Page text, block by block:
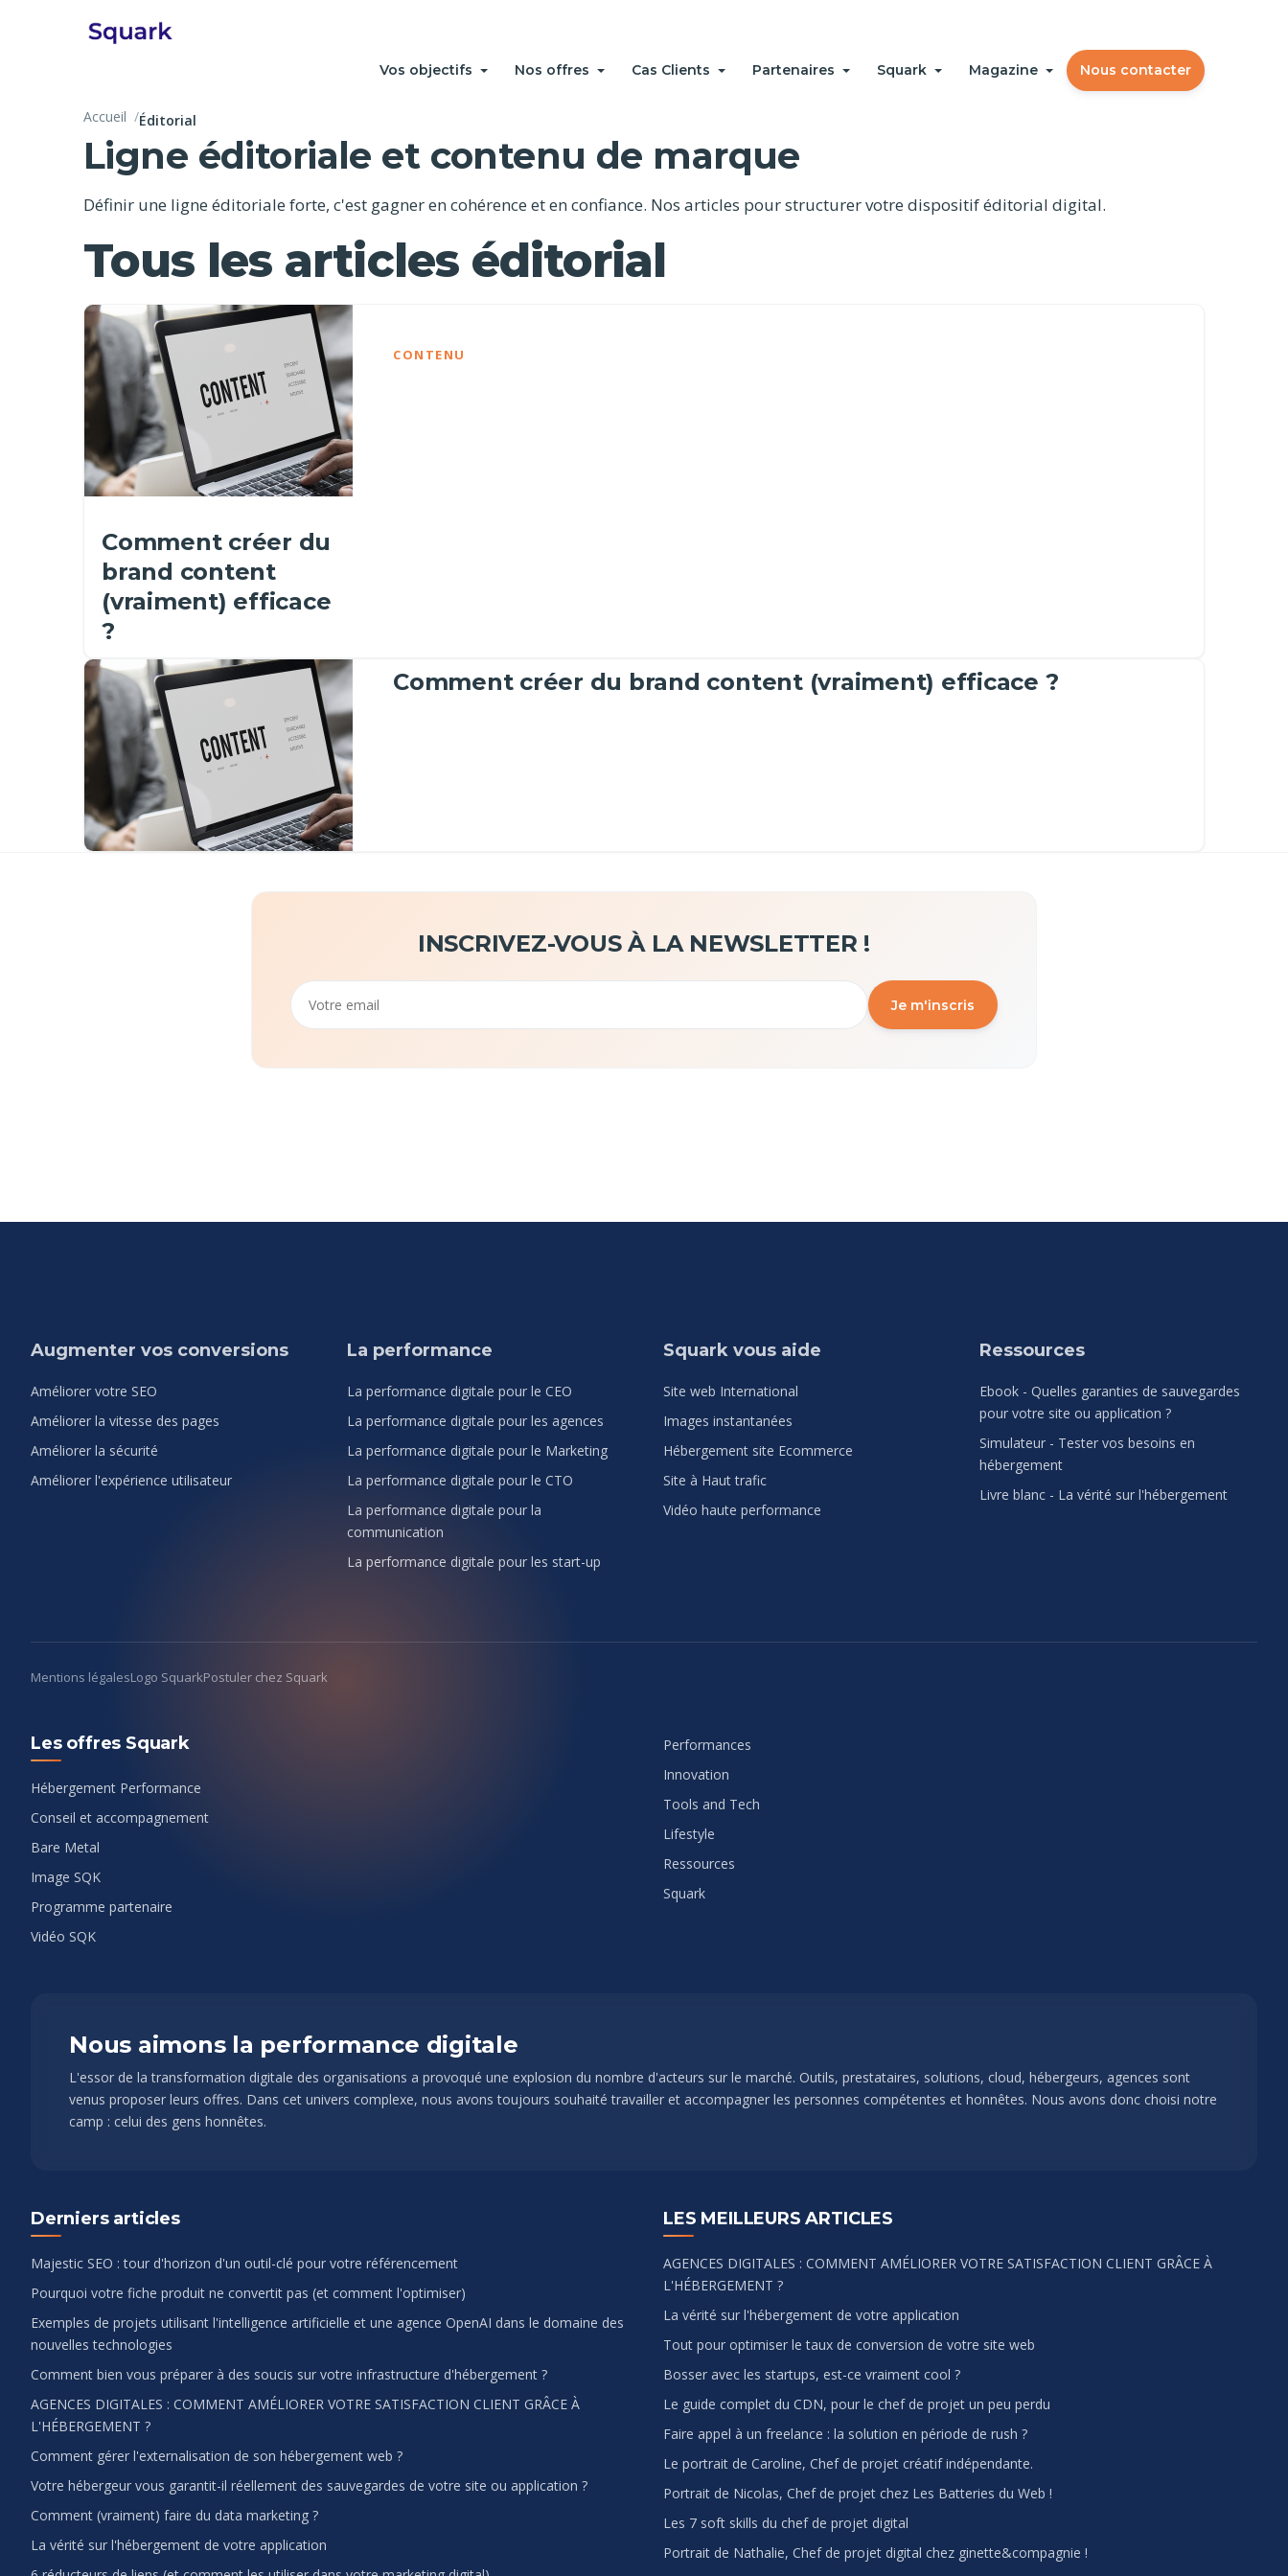
Vos objectifs Nos offres Cas Clients Partenaires Squark Magazine Nous contacter
Accueil Éditorial
Ligne éditoriale et contenu de marque
Définir une ligne éditoriale forte, c'est gagner en cohérence et en confiance. Nos articles pour structurer votre dispositif éditorial digital.
Tous les articles éditorial
CONTENU
Comment créer du
brand content
(vraiment) efficace
?
Comment créer du brand content (vraiment) efficace ?
INSCRIVEZ-VOUS À LA NEWSLETTER !
Email
Je m'inscris
Augmenter vos conversions
Améliorer votre SEO
Améliorer la vitesse des pages
Améliorer la sécurité
Améliorer l'expérience utilisateur
La performance
La performance digitale pour le CEO
La performance digitale pour les agences
La performance digitale pour le Marketing
La performance digitale pour le CTO
La performance digitale pour la
communication
La performance digitale pour les start-up
Squark vous aide
Site web International
Images instantanées
Hébergement site Ecommerce
Site à Haut trafic
Vidéo haute performance
Ressources
Ebook - Quelles garanties de sauvegardes
pour votre site ou application ?
Simulateur - Tester vos besoins en
hébergement
Livre blanc - La vérité sur l'hébergement
Mentions légalesLogo SquarkPostuler chez Squark
Les offres Squark
Hébergement Performance
Conseil et accompagnement
Bare Metal
Image SQK
Programme partenaire
Vidéo SQK
Performances
Innovation
Tools and Tech
Lifestyle
Ressources
Squark
Nous aimons la performance digitale
L'essor de la transformation digitale des organisations a provoqué une explosion du nombre d'acteurs sur le marché. Outils, prestataires, solutions, cloud, hébergeurs, agences sont
venus proposer leurs offres. Dans cet univers complexe, nous avons toujours souhaité travailler et accompagner les personnes compétentes et honnêtes. Nous avons donc choisi notre
camp : celui des gens honnêtes.
Derniers articles
Majestic SEO : tour d'horizon d'un outil-clé pour votre référencement
Pourquoi votre fiche produit ne convertit pas (et comment l'optimiser)
Exemples de projets utilisant l'intelligence artificielle et une agence OpenAI dans le domaine des
nouvelles technologies
Comment bien vous préparer à des soucis sur votre infrastructure d'hébergement ?
AGENCES DIGITALES : COMMENT AMÉLIORER VOTRE SATISFACTION CLIENT GRÂCE À
L'HÉBERGEMENT ?
Comment gérer l'externalisation de son hébergement web ?
Votre hébergeur vous garantit-il réellement des sauvegardes de votre site ou application ?
Comment (vraiment) faire du data marketing ?
La vérité sur l'hébergement de votre application
LES MEILLEURS ARTICLES
AGENCES DIGITALES : COMMENT AMÉLIORER VOTRE SATISFACTION CLIENT GRÂCE À
L'HÉBERGEMENT ?
La vérité sur l'hébergement de votre application
Tout pour optimiser le taux de conversion de votre site web
Bosser avec les startups, est-ce vraiment cool ?
Le guide complet du CDN, pour le chef de projet un peu perdu
Faire appel à un freelance : la solution en période de rush ?
Le portrait de Caroline, Chef de projet créatif indépendante.
Portrait de Nicolas, Chef de projet chez Les Batteries du Web !
Les 7 soft skills du chef de projet digital
Portrait de Nathalie, Chef de projet digital chez ginette&compagnie !